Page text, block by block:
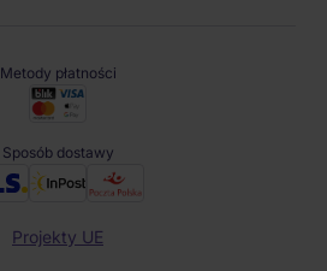
Metody płatności
Sposób dostawy
Projekty UE